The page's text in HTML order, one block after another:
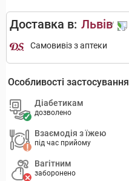
Доставка в: Львів
Самовивіз з аптеки
Особливості застосування
Діабетикам
дозволено
Взаємодія з їжею
під час прийому
Вагітним
заборонено